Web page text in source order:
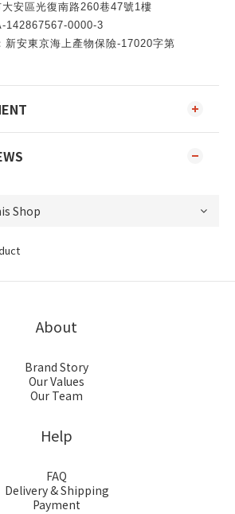
安區光復南路260巷47號1樓
142867567-0000-3
新安東京海上產物保險-17020字第
About
Brand Story
Our Values
Our Team
Help
FAQ
Delivery & Shipping
Payment